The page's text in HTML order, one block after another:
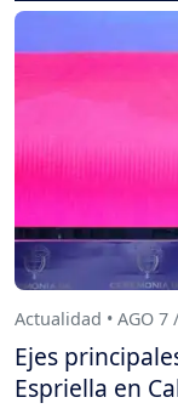
Actualidad • AGO 7
Ejes
Espriella en